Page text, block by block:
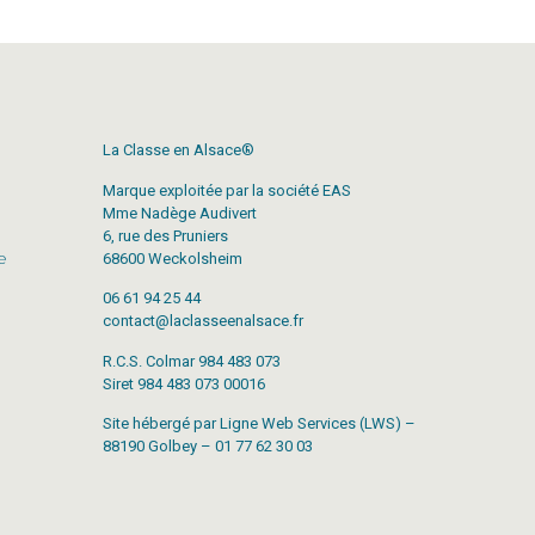
La Classe en Alsace®
Marque exploitée par la société EAS
Mme Nadège Audivert
6, rue des Pruniers
68600 Weckolsheim
06 61 94 25 44
contact@laclasseenalsace.fr
R.C.S. Colmar 984 483 073
Siret 984 483 073 00016
Site hébergé par Ligne Web Services (LWS) –
88190 Golbey – 01 77 62 30 03